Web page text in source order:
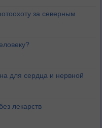
за северным
для сердца и нервной
лекарств